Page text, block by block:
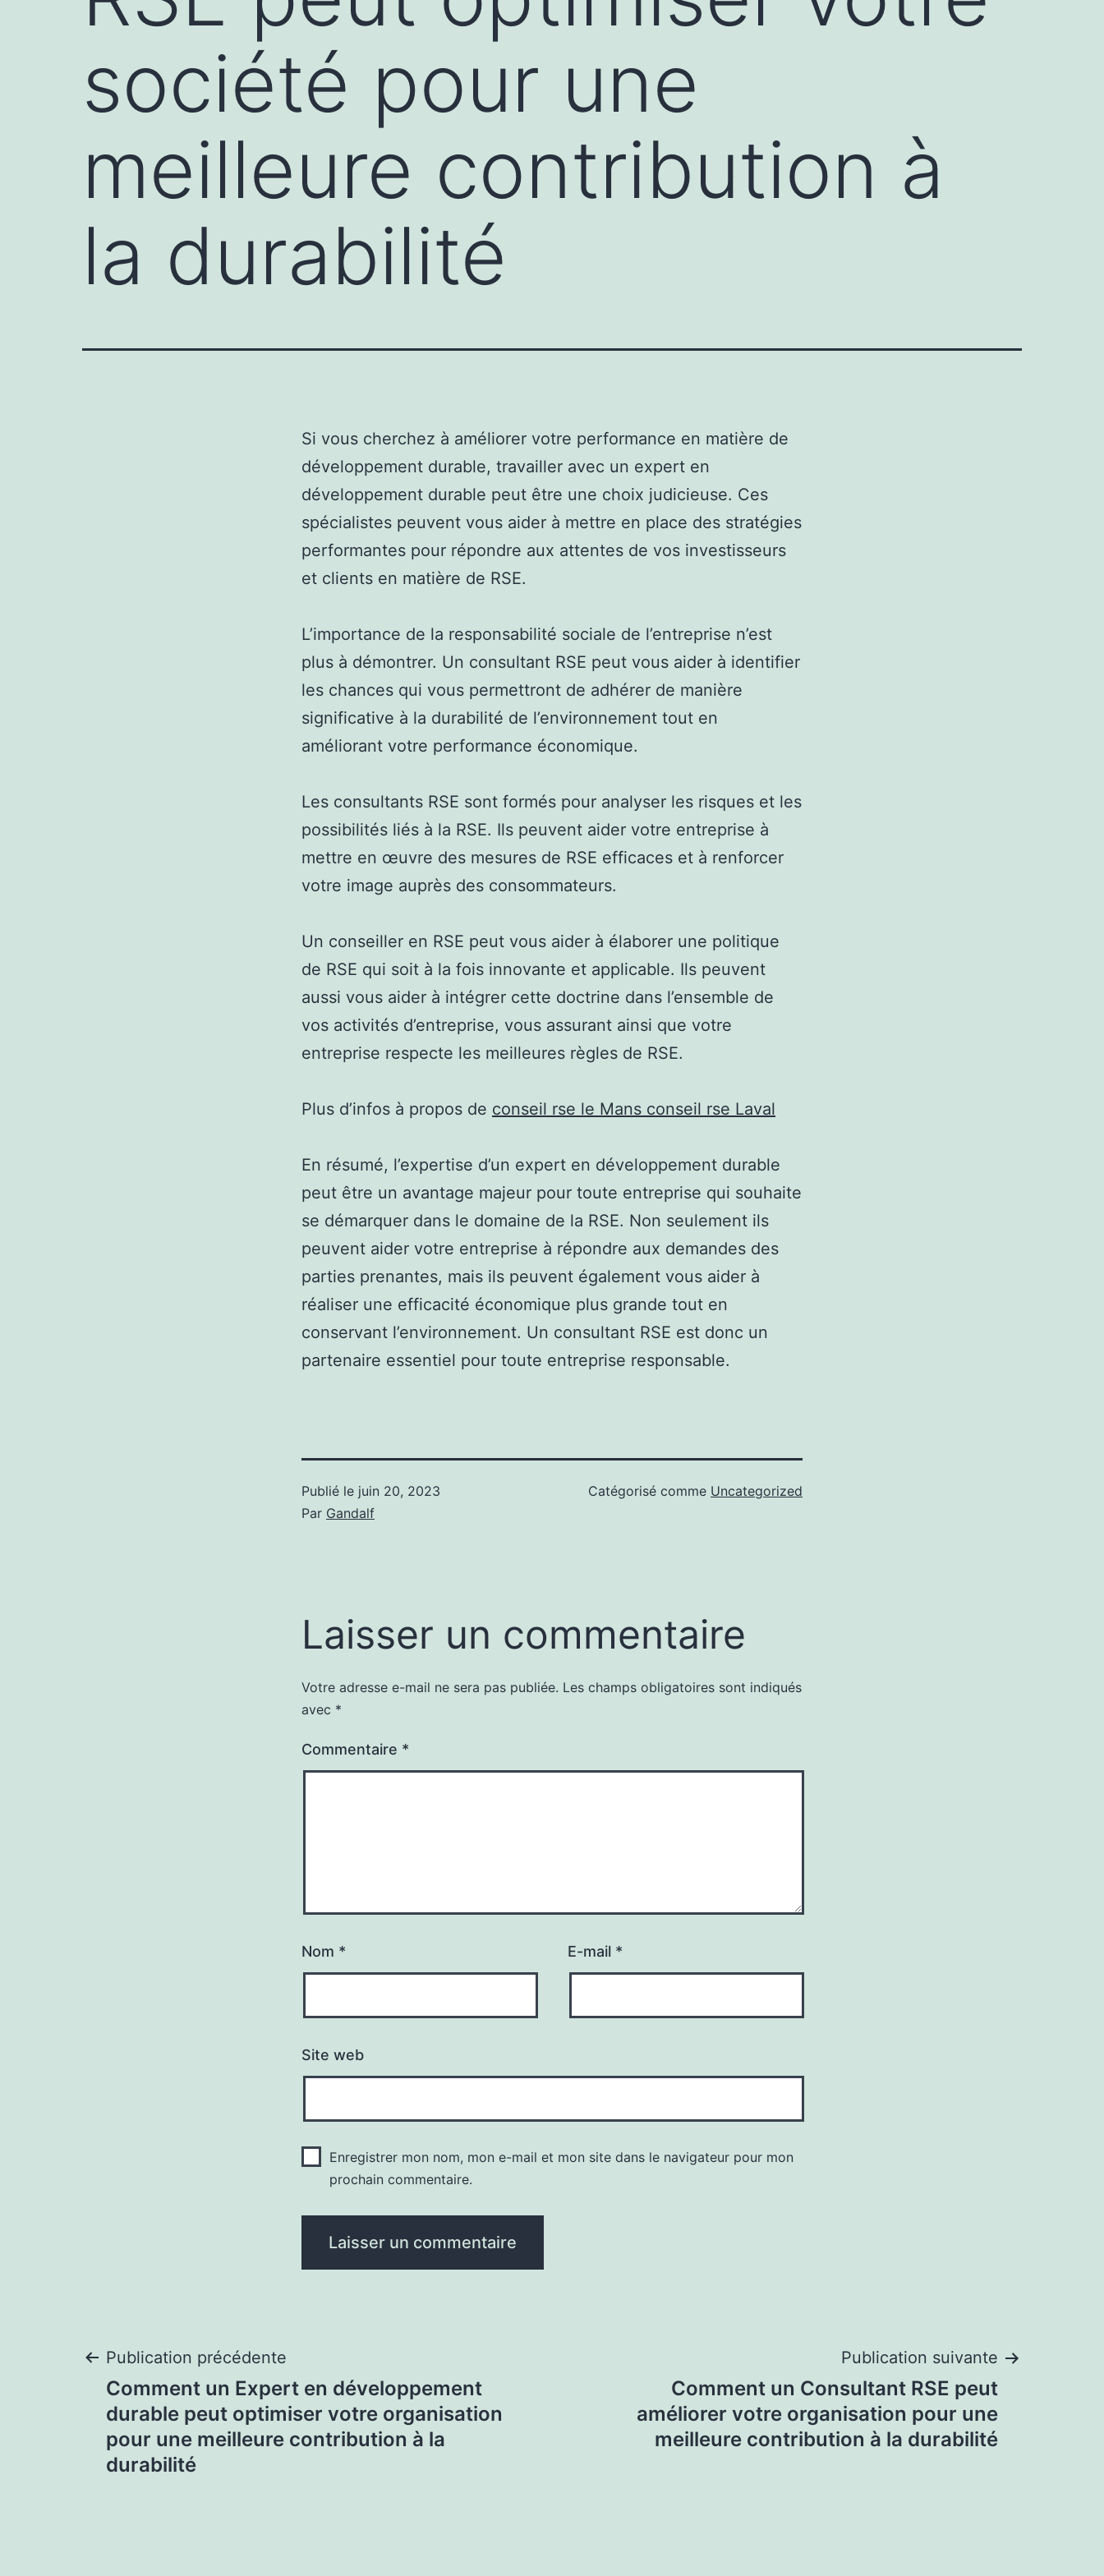
société pour une
meilleure contribution à
la durabilité
Si vous cherchez à améliorer votre performance en matière de
développement durable, travailler avec un expert en
développement durable peut être une choix judicieuse. Ces
spécialistes peuvent vous aider à mettre en place des stratégies
performantes pour répondre aux attentes de vos investisseurs
et clients en matière de RSE.
L’importance de la responsabilité sociale de l’entreprise n’est
plus à démontrer. Un consultant RSE peut vous aider à identifier
les chances qui vous permettront de adhérer de manière
significative à la durabilité de l’environnement tout en
améliorant votre performance économique.
Les consultants RSE sont formés pour analyser les risques et les
possibilités liés à la RSE. Ils peuvent aider votre entreprise à
mettre en œuvre des mesures de RSE efficaces et à renforcer
votre image auprès des consommateurs.
Un conseiller en RSE peut vous aider à élaborer une politique
de RSE qui soit à la fois innovante et applicable. Ils peuvent
aussi vous aider à intégrer cette doctrine dans l’ensemble de
vos activités d’entreprise, vous assurant ainsi que votre
entreprise respecte les meilleures règles de RSE.
Plus d’infos à propos de conseil rse le Mans conseil rse Laval
En résumé, l’expertise d’un expert en développement durable
peut être un avantage majeur pour toute entreprise qui souhaite
se démarquer dans le domaine de la RSE. Non seulement ils
peuvent aider votre entreprise à répondre aux demandes des
parties prenantes, mais ils peuvent également vous aider à
réaliser une efficacité économique plus grande tout en
conservant l’environnement. Un consultant RSE est donc un
partenaire essentiel pour toute entreprise responsable.
Publié le juin 20, 2023
Par Gandalf
Catégorisé comme Uncategorized
Laisser un commentaire
Votre adresse e-mail ne sera pas publiée. Les champs obligatoires sont indiqués
avec *
Commentaire *
Nom * E-mail *
Site web
Enregistrer mon nom, mon e-mail et mon site dans le navigateur pour mon
prochain commentaire.
Navigation
de
l’article
Publication précédente
Comment un Expert en développement
durable peut optimiser votre organisation
pour une meilleure contribution à la
durabilité
Publication suivante
Comment un Consultant RSE peut
améliorer votre organisation pour une
meilleure contribution à la durabilité